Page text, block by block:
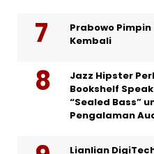
Prabowo
Kembali
Jazz Hipster
Bookshelf
“Sealed Bass”
Pengalaman
Lianlian